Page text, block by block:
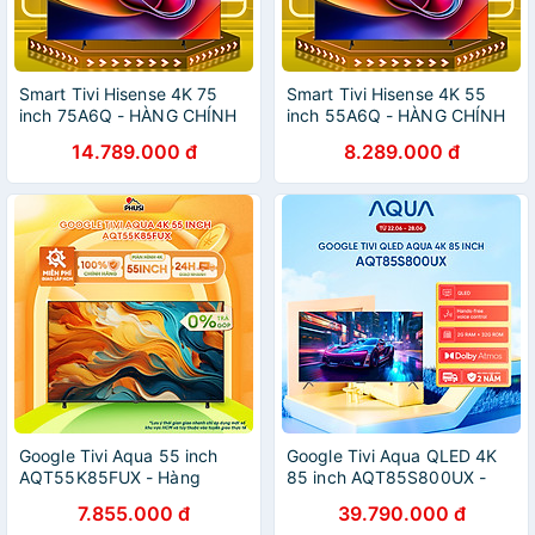
Smart Tivi Hisense 4K 75
inch 75A6Q - HÀNG CHÍNH
14.789.000 đ
Smart Tivi Hisense 4K 55
inch 55A6Q - HÀNG CHÍNH
8.289.000 đ
Google Tivi Aqua 55 inch
AQT55K85FUX - Hàng
7.855.000 đ
Google Tivi Aqua QLED 4K
85 inch AQT85S800UX -
hành 1 đổi 1 trong 730 ngày
39.790.000 đ